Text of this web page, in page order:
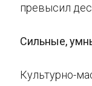
превысил
Сильные,
Культурно-